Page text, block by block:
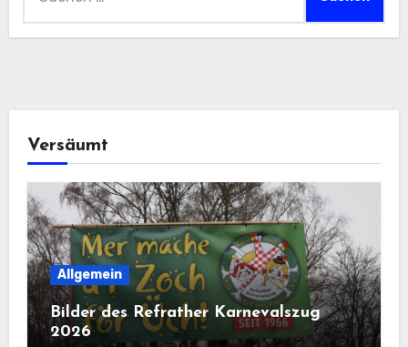
Versäumt
Allgemein
Bilder des Refrather Karnevalszug
2026